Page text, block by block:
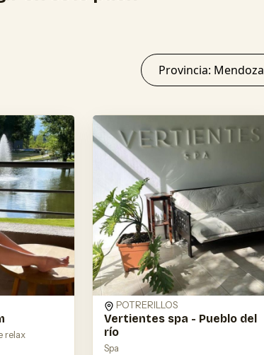
Provincia: Mendoza
relax
POTRERILLOS
Vertientes spa - Pueblo del
río
Spa